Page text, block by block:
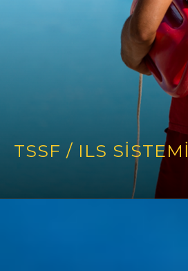
TSSF / ILS SİSTEMİ